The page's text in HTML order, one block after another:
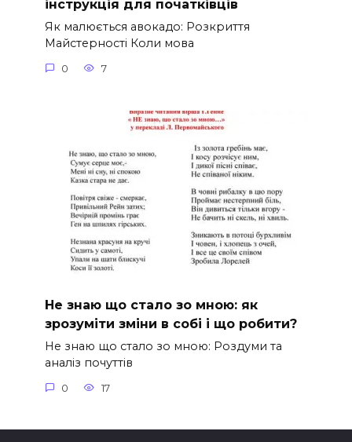
інструкція для початківців
Як малюється авокадо: Розкриття
Майстерності Коли мова
0 7
Не знаю що стало зо мною: як
зрозуміти зміни в собі і що робити?
Не знаю що стало зо мною: Роздуми та
аналіз почуттів
0 17